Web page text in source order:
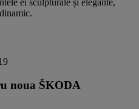
noua ŠKODA